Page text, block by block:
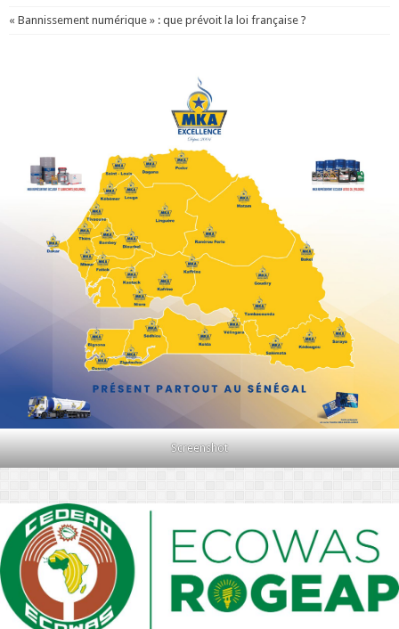
« Bannissement numérique » : que prévoit la loi française ?
Screenshot